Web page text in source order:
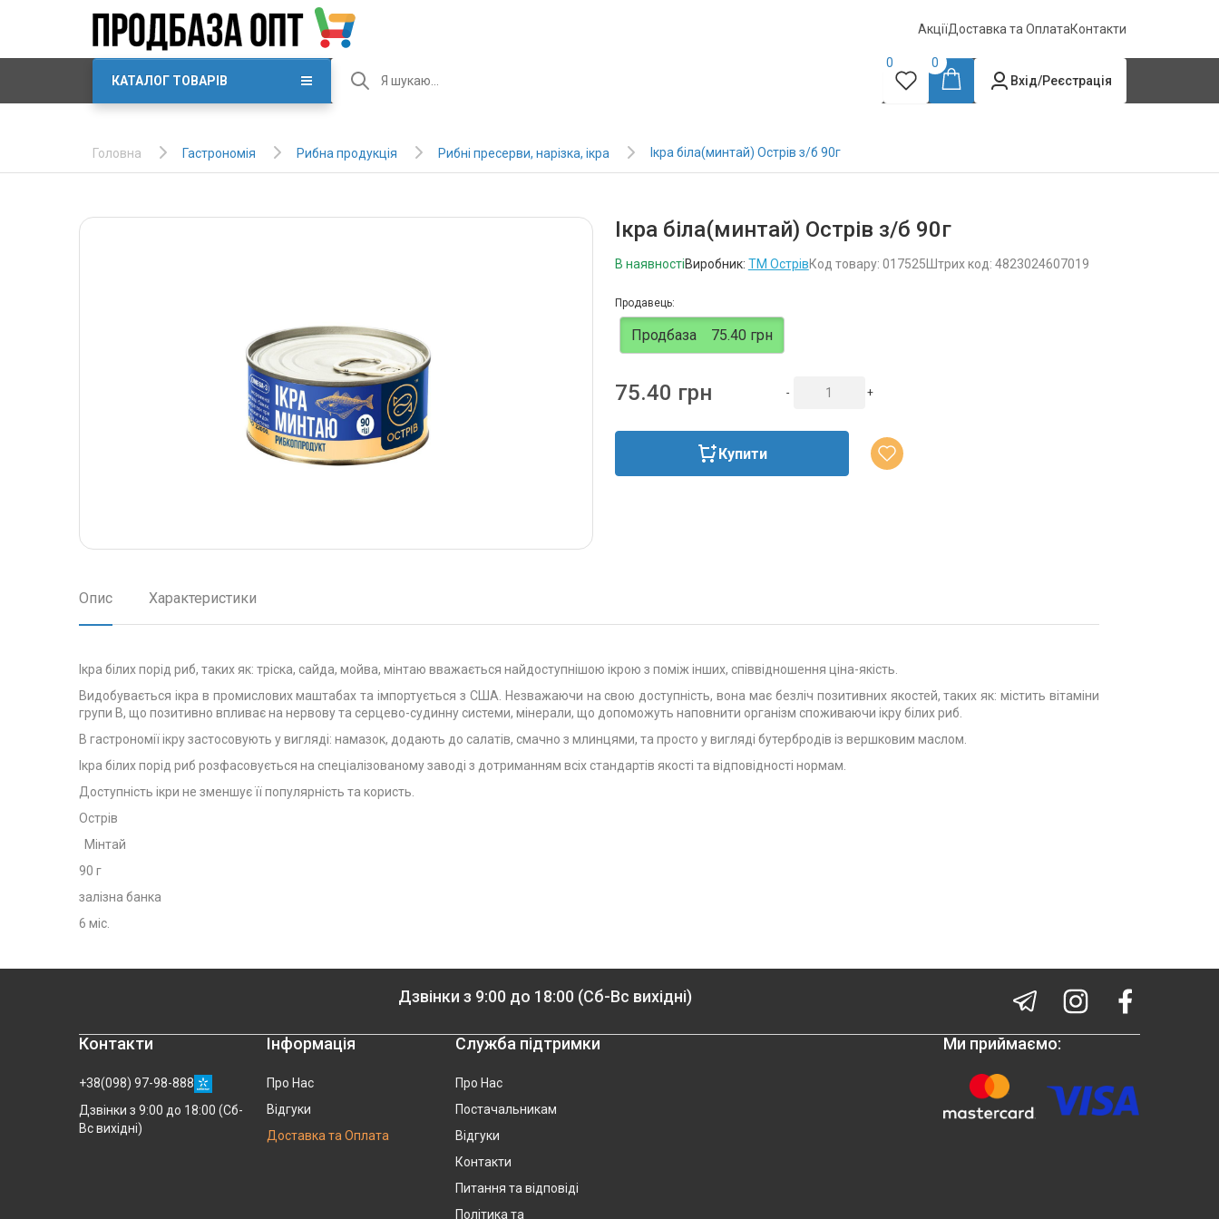
АкціїДоставка та ОплатаКонтакти
КАТАЛОГ ТОВАРІВ
0
0
Вхід/Реєстрація
Головна Гастрономія Рибна продукція Рибні пресерви, нарізка, ікра Ікра біла(минтай) Острів з/б 90г
Ікра біла(минтай) Острів з/б 90г
В наявностіВиробник: ТМ ОстрівКод товару: 017525 Штрих код: 4823024607019
Продавець:
Продбаза 75.40 грн
75.40 грн - +
Купити
Опис Характеристики
Ікра білих порід риб, таких як: тріска, сайда, мойва, мінтаю вважається найдоступнішою ікрою з поміж інших, співвідношення ціна-якість.
Видобувається ікра в промислових маштабах та імпортується з США. Незважаючи на свою доступність, вона має безліч позитивних якостей, таких як: містить вітаміни
групи В, що позитивно впливає на нервову та серцево-судинну системи, мінерали, що допоможуть наповнити організм споживаючи ікру білих риб.
В гастрономії ікру застосовують у вигляді: намазок, додають до салатів, смачно з млинцями, та просто у вигляді бутербродів із вершковим маслом.
Ікра білих порід риб розфасовується на спеціалізованому заводі з дотриманням всіх стандартів якості та відповідності нормам.
Доступність ікри не зменшує її популярність та користь.
Острів
Мінтай
90 г
залізна банка
6 міс.
Дзвінки з 9:00 до 18:00 (Сб-Вс вихідні)
Контакти
+38(098) 97-98-888
Дзвінки з 9:00 до 18:00 (Сб-
Вс вихідні)
Інформація
Про Нас
Відгуки
Доставка та Оплата
Служба підтримки
Про Нас
Постачальникам
Відгуки
Контакти
Питання та відповіді
Політика та
Ми приймаємо: